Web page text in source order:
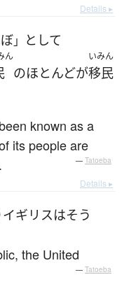
Details ▸
」 として
ん
のほとんどが
いみん
移民
known as a
its people are
— Tatoeba
Details ▸
イギリスはそう
the United
— Tatoeba